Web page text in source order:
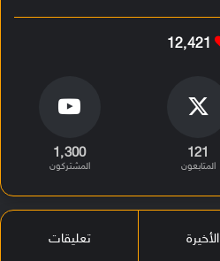
12٬421
121
المتابعون
1٬300
المشتركون
الأخيرة تعليقات